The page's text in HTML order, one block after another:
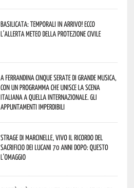
Basilicata: temporali in arrivo! Ecco
l’allerta meteo della Protezione civile
A Ferrandina cinque serate di grande musica,
con un programma che unisce la scena
italiana a quella internazionale. Gli
appuntamenti imperdibili
Strage di Marcinelle, vivo il ricordo del
sacrificio dei lucani 70 anni dopo: questo
l’omaggio